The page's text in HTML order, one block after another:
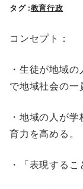
タグ :教育行政
コンセプト：
・生徒が地域
で地域社会の一
・地域の人が
育力を高める。
・「表現する